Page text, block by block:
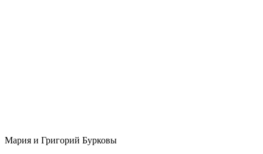
Мария и Григорий Бурковы